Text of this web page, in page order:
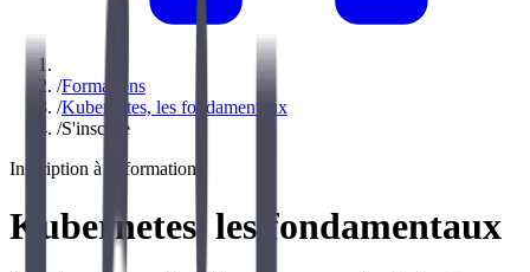
/Formations
/Kubernetes, les fondamentaux
/S'inscrire
Inscription à la formation
Kubernetes, les fondamentaux